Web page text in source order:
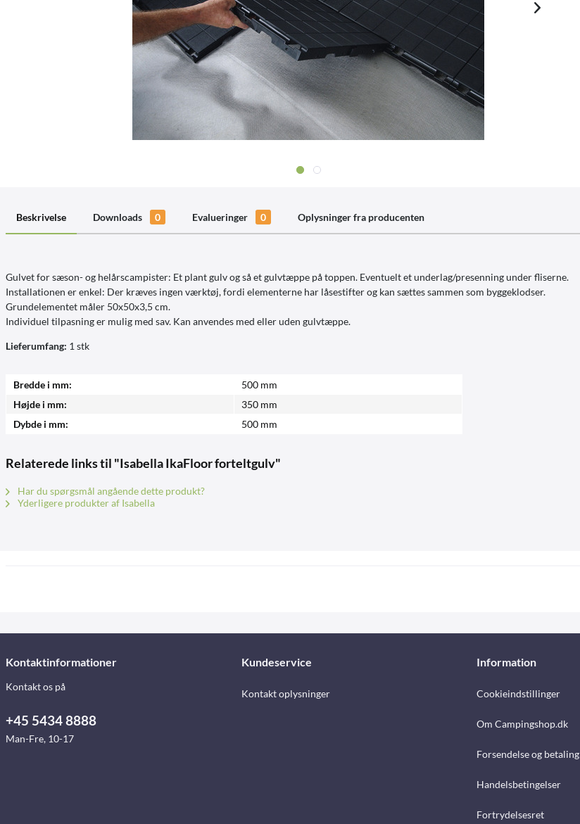
Beskrivelse Downloads 0 Evalueringer 0 Oplysninger fra producenten
Gulvet for sæson- og helårscampister: Et plant gulv og så et gulvtæppe på toppen. Eventuelt et underlag/presenning under fliserne.
Installationen er enkel: Der kræves ingen værktøj, fordi elementerne har låsestifter og kan sættes sammen som byggeklodser.
Grundelementet måler 50x50x3,5 cm.
Individuel tilpasning er mulig med sav. Kan anvendes med eller uden gulvtæppe.
Lieferumfang: 1 stk
Bredde i mm:
500 mm
Højde i mm:
350 mm
Dybde i mm:
500 mm
Relaterede links til "Isabella IkaFloor forteltgulv"
Har du spørgsmål angående dette produkt?
Yderligere produkter af Isabella
Kontaktinformationer
Kontakt os på
+45 5434 8888
Man-Fre, 10-17
Kundeservice
Kontakt oplysninger
Information
Cookieindstillinger
Om Campingshop.dk
Forsendelse og betaling
Handelsbetingelser
Fortrydelsesret